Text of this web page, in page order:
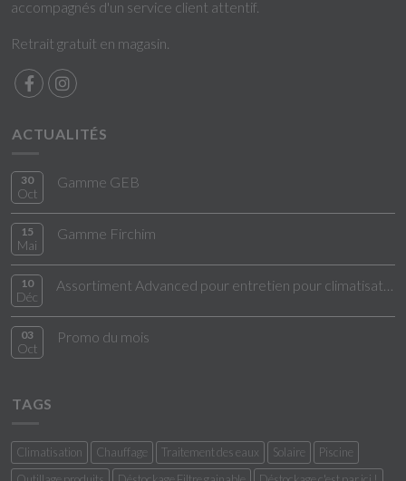
accompagnés d'un service client attentif.
Retrait gratuit en magasin.
ACTUALITÉS
30
Oct
Gamme GEB
15
Mai
Gamme Firchim
10
Déc
03
Oct
Promo du mois
TAGS
Climatisation Chauffage Traitement des eaux Solaire
Piscine